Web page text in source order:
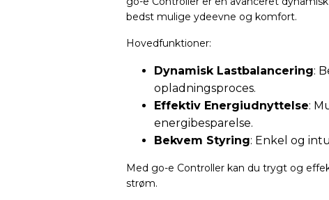
bedst mulige ydeevne og komfort.
Hovedfunktioner:
Dynamisk Lastbalancering:
opladningsproces.
Effektiv Energiudnyttelse:
energibesparelse.
Bekvem Styring: Enkel og
Med go-e Controller kan du trygt og
strøm.